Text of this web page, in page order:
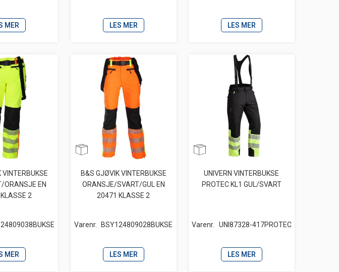
MER LES MER LES MER
ORANSJE EN
2
MER
B&S GJØVIK VINTERBUKSE
ORANSJE/SVART/GUL EN
20471 KLASSE 2
Varenr. BSY124809028BUKSE
LES MER
UNIVERN VINTERBUKSE
PROTEC KL1 GUL/SVART
Varenr. UNI87328-417PROTEC
LES MER